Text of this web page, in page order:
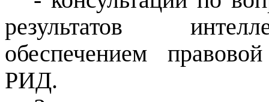
результатов
обеспечением
РИД.